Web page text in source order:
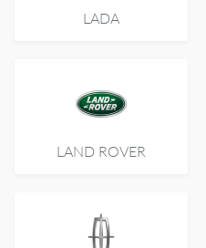
LADA
LAND ROVER